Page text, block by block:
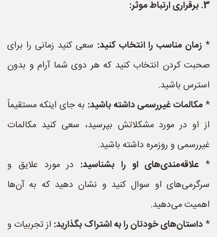
3. برقراری ارتباط موثر:
*زمان مناسب را انتخاب کنید: سعی کنید زمانی را برای
صحبت کردن انتخاب کنید که هر دوی شما آرام و بدون
استرس باشید.
*مکالمات غیررسمی داشته باشید: به جای اینکه مستقیماً
از او در مورد مشکلاتش بپرسید، سعی کنید مکالمات
غیررسمی و روزمره داشته باشید.
* علاقه‌مندی‌های او را بشناسید: در مورد علایق و
سرگرمی‌های او سوال کنید و نشان دهید که به آن‌ها
اهمیت می‌دهید.
*داستان‌های خودتان را به اشتراک بگذارید: از تجربیات و